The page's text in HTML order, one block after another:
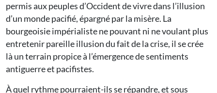
permis aux peuples d’Occident de vivre dans l’illusion
d’un monde pacifié, épargné par la misère. La
bourgeoisie impérialiste ne pouvant ni ne voulant plus
entretenir pareille illusion du fait de la crise, il se crée
là un terrain propice à l’émergence de sentiments
antiguerre et pacifistes.
À quel rythme pourraient-ils se répandre, et sous